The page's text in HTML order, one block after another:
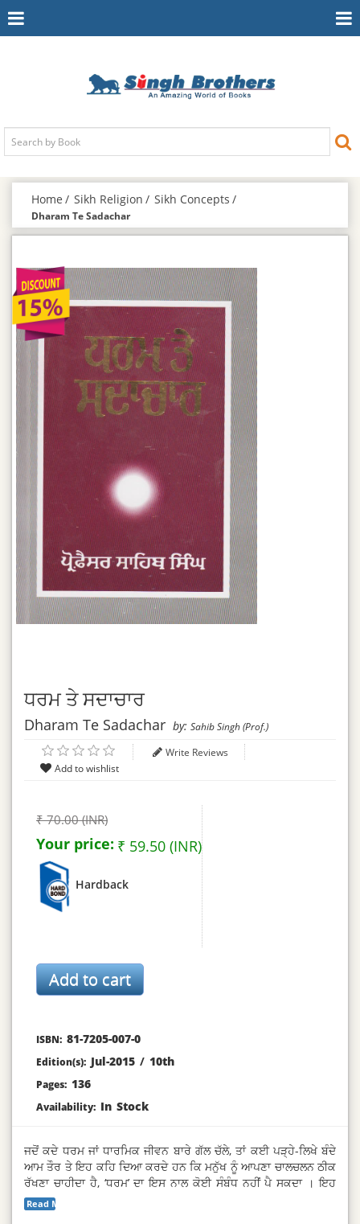
Toggle
Home Sikh Religion Sikh Concepts
Dharam Te Sadachar
ਧਰਮ ਤੇ ਸਦਾਚਾਰ
Dharam Te Sadachar by: Sahib Singh (Prof.)
Write Reviews
₹ 70.00 (INR)
Your price: ₹ 59.50 (INR)
Hardback
ISBN: 81-7205-007-0
Edition(s): Jul-2015 / 10th
Pages: 136
Availability: In Stock
ਜਦੋਂ ਕਦੇ ਧਰਮ ਜਾਂ ਧਾਰਮਿਕ ਜੀਵਨ ਬਾਰੇ ਗੱਲ ਚੱਲੇ, ਤਾਂ ਕਈ ਪੜ੍ਹੇ-ਲਿਖੇ ਬੰਦੇ
ਆਮ ਤੌਰ ਤੇ ਇਹ ਕਹਿ ਦਿਆ ਕਰਦੇ ਹਨ ਕਿ ਮਨੁੱਖ ਨੂੰ ਆਪਣਾ ਚਾਲਚਲਨ ਠੀਕ
ਰੱਖਣਾ ਚਾਹੀਦਾ ਹੈ, ‘ਧਰਮ’ ਦਾ ਇਸ ਨਾਲ ਕੋਈ ਸੰਬੰਧ ਨਹੀਂ ਪੈ ਸਕਦਾ । ਇਹ
ਇਕ ਐਸਾ ਭੁਲੇਖਾ ਹੈ, ਜੋ ਆਮ ਨੌਜਵਾਨਾਂ ਦੇ ਦਿਲ ਵਿਚ ਪੈ ਜਾਂਦਾ ਹੈ । ਇਸ ਨੂੰ
ਸਮਝਣ ਲਈ ਸਭ ਤੋਂ ਪਹਿਲਾਂ ਇਹ ਵੇਖਣਾ ਹੈ ਕਿ ‘ਧਰਮ’ ਕੀ ਹੈ, ਅਤੇ ਕੀ ਧਰਮ ਤੋਂ
Read More...